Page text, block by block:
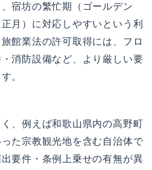
宿坊の繁忙期（ゴールデン
月）に対応しやすいという利
館業法の許可取得には、フロ
消防設備など、より厳しい要
。
、例えば和歌山県内の高野町
た宗教観光地を含む自治体で
要件・条例上乗せの有無が異